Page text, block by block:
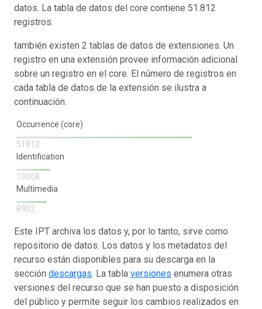
datos. La tabla de datos del core contiene 51.812
registros.
también existen 2 tablas de datos de extensiones. Un
registro en una extensión provee información adicional
sobre un registro en el core. El número de registros en
cada tabla de datos de la extensión se ilustra a
continuación.
Occurrence (core)
51812
Identification
10008
Multimedia
8902
Este IPT archiva los datos y, por lo tanto, sirve como
repositorio de datos. Los datos y los metadatos del
recurso están disponibles para su descarga en la
sección descargas. La tabla versiones enumera otras
versiones del recurso que se han puesto a disposición
del público y permite seguir los cambios realizados en